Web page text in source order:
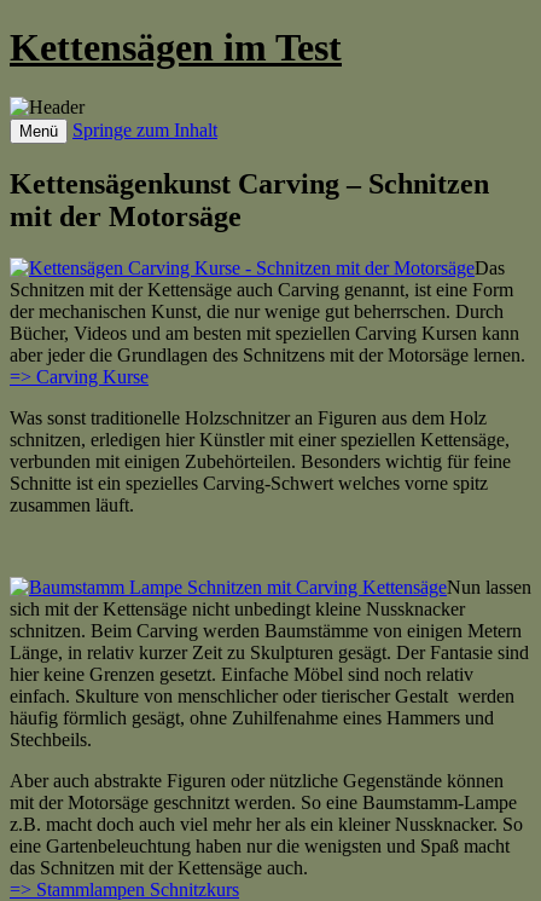
Kettensägen im Test
Menü Springe zum Inhalt
Kettensägenkunst Carving – Schnitzen
mit der Motorsäge
Das
Schnitzen mit der Kettensäge auch Carving genannt, ist eine Form
der mechanischen Kunst, die nur wenige gut beherrschen. Durch
Bücher, Videos und am besten mit speziellen Carving Kursen kann
aber jeder die Grundlagen des Schnitzens mit der Motorsäge lernen.
=> Carving Kurse
Was sonst traditionelle Holzschnitzer an Figuren aus dem Holz
schnitzen, erledigen hier Künstler mit einer speziellen Kettensäge,
verbunden mit einigen Zubehörteilen. Besonders wichtig für feine
Schnitte ist ein spezielles Carving-Schwert welches vorne spitz
zusammen läuft.
Nun lassen
sich mit der Kettensäge nicht unbedingt kleine Nussknacker
schnitzen. Beim Carving werden Baumstämme von einigen Metern
Länge, in relativ kurzer Zeit zu Skulpturen gesägt. Der Fantasie sind
hier keine Grenzen gesetzt. Einfache Möbel sind noch relativ
einfach. Skulture von menschlicher oder tierischer Gestalt werden
häufig förmlich gesägt, ohne Zuhilfenahme eines Hammers und
Stechbeils.
Aber auch abstrakte Figuren oder nützliche Gegenstände können
mit der Motorsäge geschnitzt werden. So eine Baumstamm-Lampe
z.B. macht doch auch viel mehr her als ein kleiner Nussknacker. So
eine Gartenbeleuchtung haben nur die wenigsten und Spaß macht
das Schnitzen mit der Kettensäge auch.
=> Stammlampen Schnitzkurs